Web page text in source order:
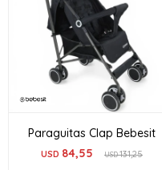
Paraguitas Clap Bebesit
USD 84,55 USD131,25